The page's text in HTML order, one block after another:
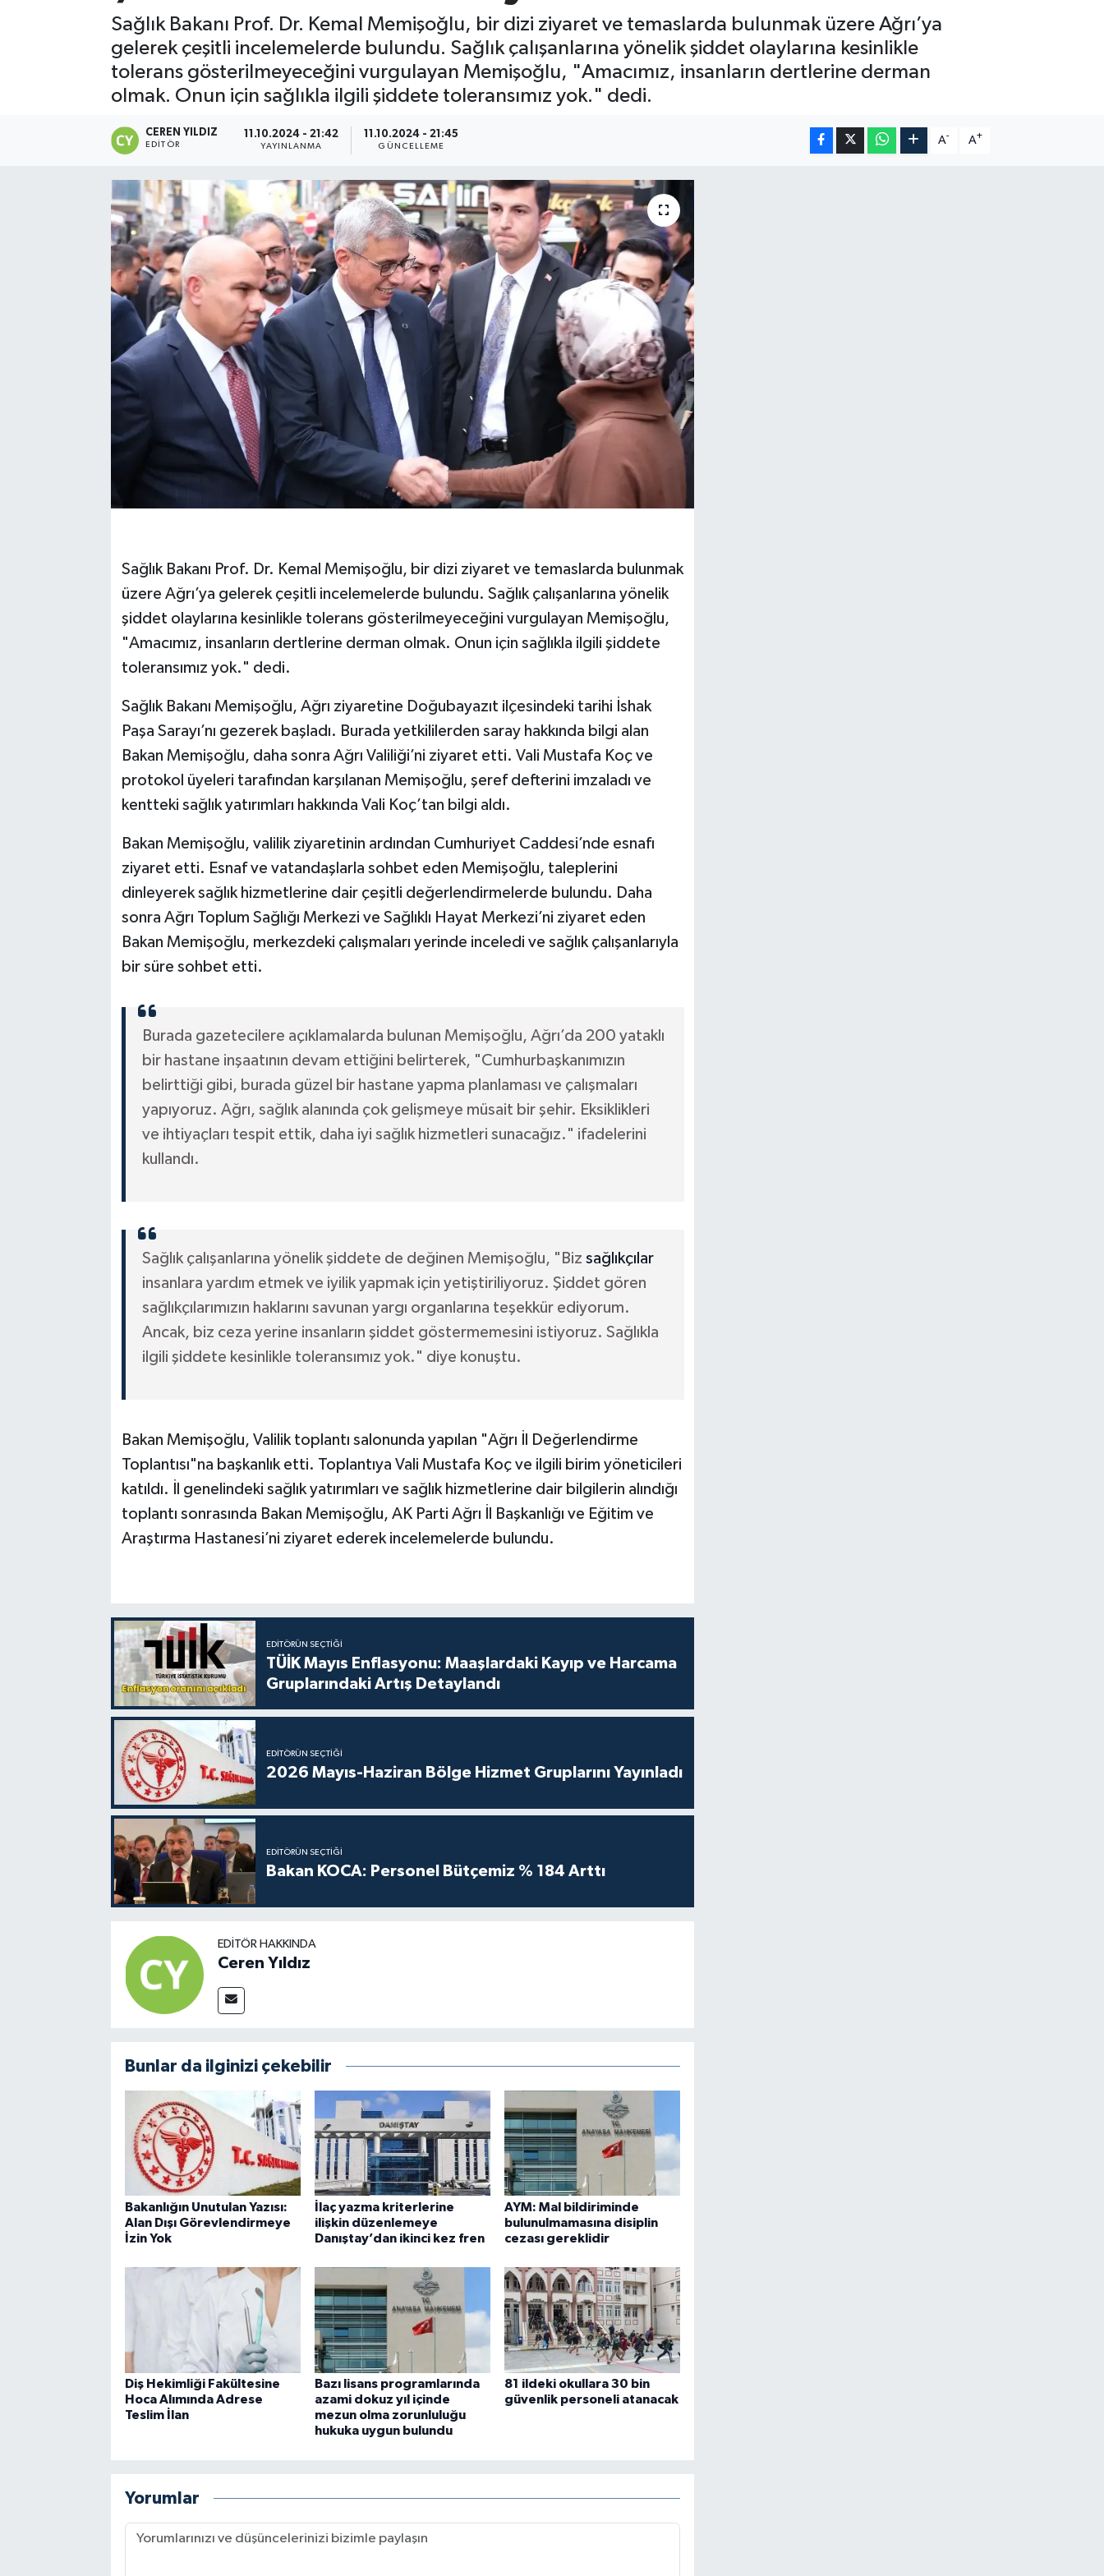
Sağlık Bakanı Prof. Dr. Kemal Memişoğlu, bir dizi ziyaret ve temaslarda bulunmak üzere Ağrı’ya
gelerek çeşitli incelemelerde bulundu. Sağlık çalışanlarına yönelik şiddet olaylarına kesinlikle
tolerans gösterilmeyeceğini vurgulayan Memişoğlu, "Amacımız, insanların dertlerine derman
olmak. Onun için sağlıkla ilgili şiddete toleransımız yok." dedi.
CEREN YILDIZ
EDITÖR
11.10.2024 - 21:42
YAYINLANMA
11.10.2024 - 21:45
GÜNCELLEME
A- A+
Sağlık Bakanı Prof. Dr. Kemal Memişoğlu, bir dizi ziyaret ve temaslarda bulunmak
üzere Ağrı’ya gelerek çeşitli incelemelerde bulundu. Sağlık çalışanlarına yönelik
şiddet olaylarına kesinlikle tolerans gösterilmeyeceğini vurgulayan Memişoğlu,
"Amacımız, insanların dertlerine derman olmak. Onun için sağlıkla ilgili şiddete
toleransımız yok." dedi.
Sağlık Bakanı Memişoğlu, Ağrı ziyaretine Doğubayazıt ilçesindeki tarihi İshak
Paşa Sarayı’nı gezerek başladı. Burada yetkililerden saray hakkında bilgi alan
Bakan Memişoğlu, daha sonra Ağrı Valiliği’ni ziyaret etti. Vali Mustafa Koç ve
protokol üyeleri tarafından karşılanan Memişoğlu, şeref defterini imzaladı ve
kentteki sağlık yatırımları hakkında Vali Koç’tan bilgi aldı.
Bakan Memişoğlu, valilik ziyaretinin ardından Cumhuriyet Caddesi’nde esnafı
ziyaret etti. Esnaf ve vatandaşlarla sohbet eden Memişoğlu, taleplerini
dinleyerek sağlık hizmetlerine dair çeşitli değerlendirmelerde bulundu. Daha
sonra Ağrı Toplum Sağlığı Merkezi ve Sağlıklı Hayat Merkezi’ni ziyaret eden
Bakan Memişoğlu, merkezdeki çalışmaları yerinde inceledi ve sağlık çalışanlarıyla
bir süre sohbet etti.
Burada gazetecilere açıklamalarda bulunan Memişoğlu, Ağrı’da 200 yataklı
bir hastane inşaatının devam ettiğini belirterek, "Cumhurbaşkanımızın
belirttiği gibi, burada güzel bir hastane yapma planlaması ve çalışmaları
yapıyoruz. Ağrı, sağlık alanında çok gelişmeye müsait bir şehir. Eksiklikleri
ve ihtiyaçları tespit ettik, daha iyi sağlık hizmetleri sunacağız." ifadelerini
kullandı.
Sağlık çalışanlarına yönelik şiddete de değinen Memişoğlu, "Biz sağlıkçılar
insanlara yardım etmek ve iyilik yapmak için yetiştiriliyoruz. Şiddet gören
sağlıkçılarımızın haklarını savunan yargı organlarına teşekkür ediyorum.
Ancak, biz ceza yerine insanların şiddet göstermemesini istiyoruz. Sağlıkla
ilgili şiddete kesinlikle toleransımız yok." diye konuştu.
Bakan Memişoğlu, Valilik toplantı salonunda yapılan "Ağrı İl Değerlendirme
Toplantısı"na başkanlık etti. Toplantıya Vali Mustafa Koç ve ilgili birim yöneticileri
katıldı. İl genelindeki sağlık yatırımları ve sağlık hizmetlerine dair bilgilerin alındığı
toplantı sonrasında Bakan Memişoğlu, AK Parti Ağrı İl Başkanlığı ve Eğitim ve
Araştırma Hastanesi’ni ziyaret ederek incelemelerde bulundu.
EDITÖRÜN SEÇTIĞI
TÜİK Mayıs Enflasyonu: Maaşlardaki Kayıp ve Harcama
Gruplarındaki Artış Detaylandı
EDITÖRÜN SEÇTIĞI
2026 Mayıs-Haziran Bölge Hizmet Gruplarını Yayınladı
EDITÖRÜN SEÇTIĞI
Bakan KOCA: Personel Bütçemiz % 184 Arttı
EDITÖR HAKKINDA
Ceren Yıldız
Bunlar da ilginizi çekebilir
Bakanlığın Unutulan Yazısı:
Alan Dışı Görevlendirmeye
İzin Yok
İlaç yazma kriterlerine
ilişkin düzenlemeye
Danıştay’dan ikinci kez fren
AYM: Mal bildiriminde
bulunulmamasına disiplin
cezası gereklidir
Diş Hekimliği Fakültesine
Hoca Alımında Adrese
Teslim İlan
Bazı lisans programlarında
azami dokuz yıl içinde
mezun olma zorunluluğu
hukuka uygun bulundu
81 ildeki okullara 30 bin
güvenlik personeli atanacak
Yorumlar